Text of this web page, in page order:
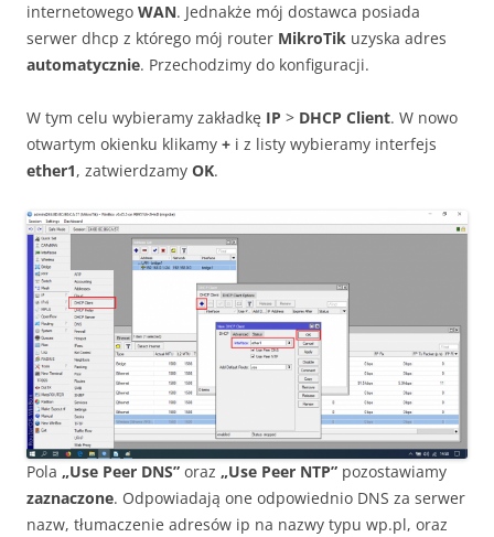
internetowego WAN. Jednakże mój dostawca posiada
serwer dhcp z którego mój router MikroTik uzyska adres
automatycznie. Przechodzimy do konfiguracji.
W tym celu wybieramy zakładkę IP > DHCP Client. W nowo
otwartym okienku klikamy + i z listy wybieramy interfejs
ether1, zatwierdzamy OK.
Pola „Use Peer DNS” oraz „Use Peer NTP” pozostawiamy
zaznaczone. Odpowiadają one odpowiednio DNS za serwer
nazw, tłumaczenie adresów ip na nazwy typu wp.pl, oraz